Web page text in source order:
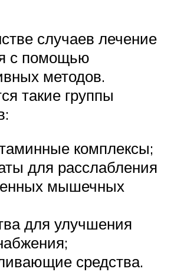
случаев лечение
с помощью
методов.
такие группы
комплексы;
для расслабления
мышечных
для улучшения
средства.